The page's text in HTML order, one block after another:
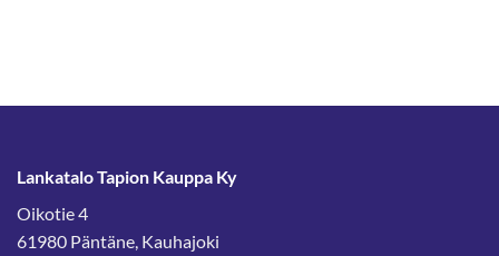
Lankatalo Tapion Kauppa Ky
Oikotie 4
61980 Päntäne, Kauhajoki